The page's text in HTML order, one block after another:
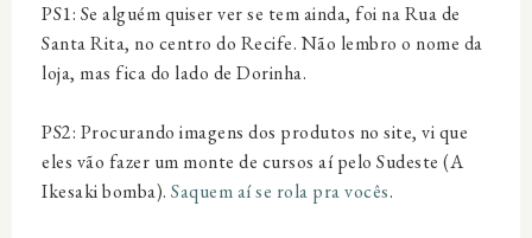
PS1: Se alguém quiser ver se tem ainda, foi na Rua de
Santa Rita, no centro do Recife. Não lembro o nome da
loja, mas fica do lado de Dorinha.
PS2: Procurando imagens dos produtos no site, vi que
eles vão fazer um monte de cursos aí pelo Sudeste (A
Ikesaki bomba). Saquem aí se rola pra vocês.